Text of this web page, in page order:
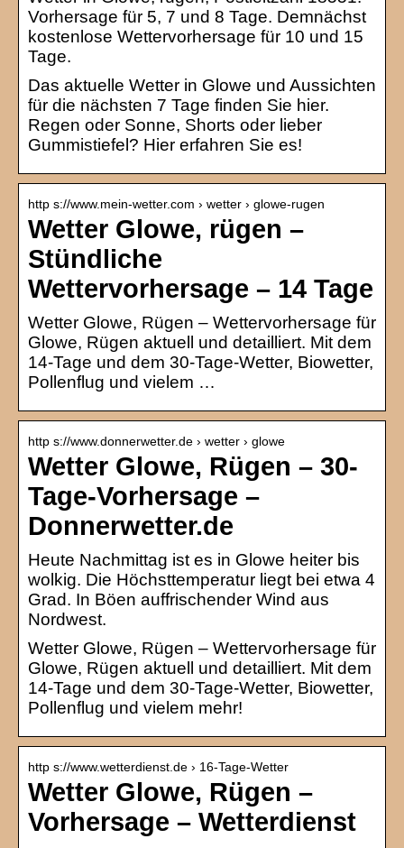
Vorhersage für 5, 7 und 8 Tage. Demnächst
kostenlose Wettervorhersage für 10 und 15
Tage.
Das aktuelle Wetter in Glowe und Aussichten
für die nächsten 7 Tage finden Sie hier.
Regen oder Sonne, Shorts oder lieber
Gummistiefel? Hier erfahren Sie es!
http s://www.mein-wetter.com › wetter › glowe-rugen
Wetter Glowe, rügen –
Stündliche
Wettervorhersage – 14 Tage
Wetter Glowe, Rügen – Wettervorhersage für
Glowe, Rügen aktuell und detailliert. Mit dem
14-Tage und dem 30-Tage-Wetter, Biowetter,
Pollenflug und vielem …
http s://www.donnerwetter.de › wetter › glowe
Wetter Glowe, Rügen – 30-
Tage-Vorhersage –
Donnerwetter.de
Heute Nachmittag ist es in Glowe heiter bis
wolkig. Die Höchsttemperatur liegt bei etwa 4
Grad. In Böen auffrischender Wind aus
Nordwest.
Wetter Glowe, Rügen – Wettervorhersage für
Glowe, Rügen aktuell und detailliert. Mit dem
14-Tage und dem 30-Tage-Wetter, Biowetter,
Pollenflug und vielem mehr!
http s://www.wetterdienst.de › 16-Tage-Wetter
Wetter Glowe, Rügen –
Vorhersage – Wetterdienst